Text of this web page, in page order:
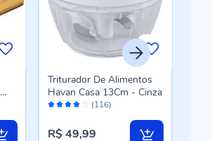
Avaliação: (116)
Triturador De Alimentos
Havan Casa 13Cm - Cinza
R$ 49,99